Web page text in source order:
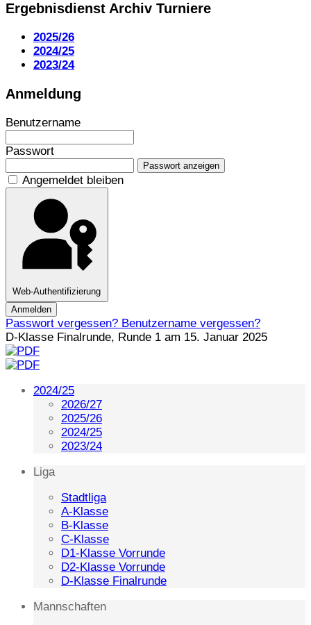
Ergebnisdienst Archiv Turniere
2025/26
2024/25
2023/24
Anmeldung
Benutzername
Passwort
Passwort anzeigen
Angemeldet bleiben
Web-Authentifizierung
Anmelden
Passwort vergessen? Benutzername vergessen?
D-Klasse Finalrunde, Runde 1 am 15. Januar 2025
2024/25
2026/27
2025/26
2024/25
2023/24
Liga
Stadtliga
A-Klasse
B-Klasse
C-Klasse
D1-Klasse Vorrunde
D2-Klasse Vorrunde
D-Klasse Finalrunde
Mannschaften